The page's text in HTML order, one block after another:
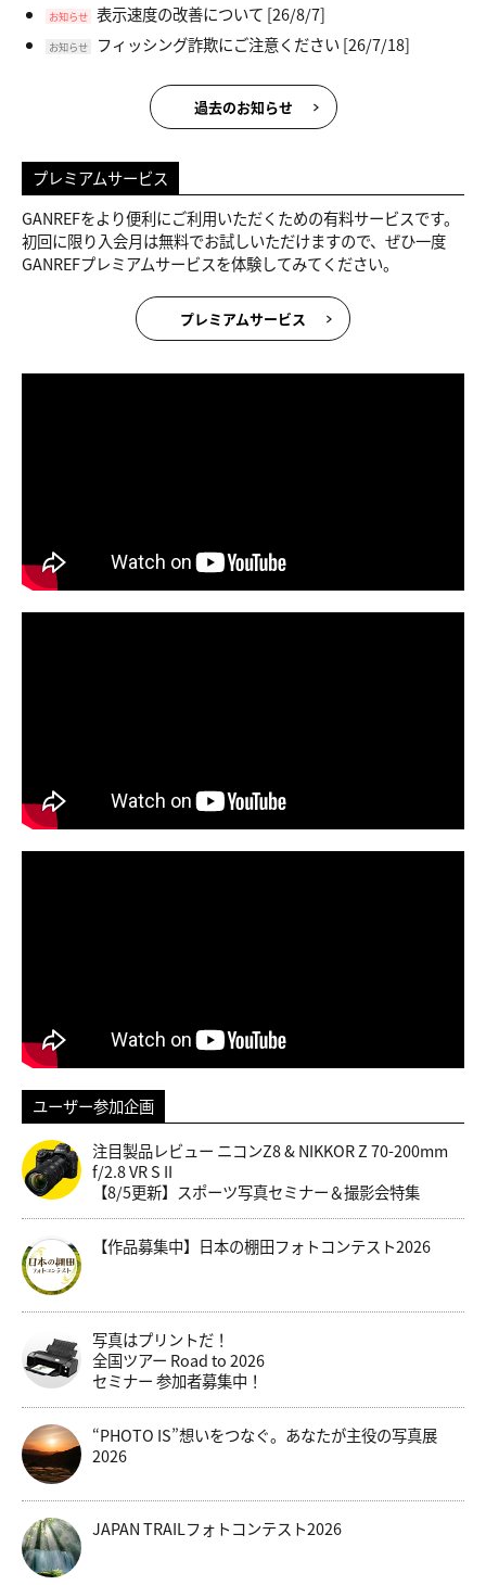
お知らせ 表示速度の改善について [26/8/7]
お知らせ フィッシング詐欺にご注意ください[26/7/18]
過去のお知らせ
プレミアムサービス
GANREFをより便利にご利用いただくための有料サービスです。
初回に限り入会月は無料でお試しいただけますので、ぜひ一度
GANREFプレミアムサービスを体験してみてください。
プレミアムサービス
ユーザー参加企画
注目製品レビュー ニコンZ8 & NIKKOR Z 70-200mm
f/2.8 VR S II
【8/5更新】スポーツ写真セミナー＆撮影会特集
【作品募集中】日本の棚田フォトコンテスト2026
写真はプリントだ！
全国ツアー Road to 2026
セミナー 参加者募集中！
“PHOTO IS”想いをつなぐ。あなたが主役の写真展
2026
JAPAN TRAILフォトコンテスト2026